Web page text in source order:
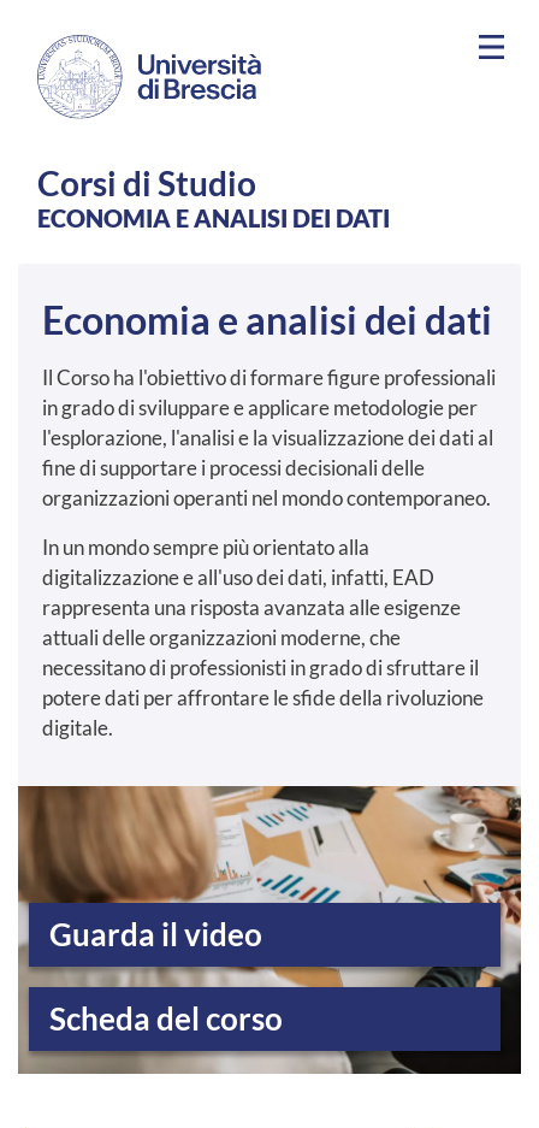
Corsi di Studio
ECONOMIA E ANALISI DEI DATI
Economia e analisi dei dati
Il Corso ha l'obiettivo di formare figure professionali
in grado di sviluppare e applicare metodologie per
l'esplorazione, l'analisi e la visualizzazione dei dati al
fine di supportare i processi decisionali delle
organizzazioni operanti nel mondo contemporaneo.
In un mondo sempre più orientato alla
digitalizzazione e all'uso dei dati, infatti, EAD
rappresenta una risposta avanzata alle esigenze
attuali delle organizzazioni moderne, che
necessitano di professionisti in grado di sfruttare il
potere dati per affrontare le sfide della rivoluzione
digitale.
Guarda il video
Scheda del corso